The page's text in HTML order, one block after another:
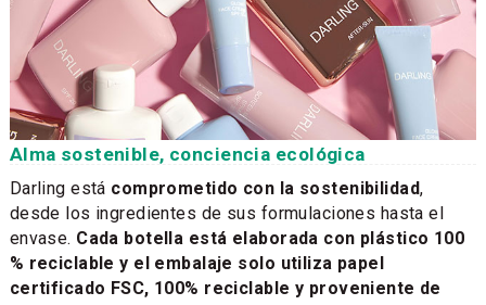
Alma sostenible, conciencia ecológica
Darling está comprometido con la sostenibilidad,
desde los ingredientes de sus formulaciones hasta el
envase. Cada botella está elaborada con plástico 100
% reciclable y el embalaje solo utiliza papel
certificado FSC, 100% reciclable y proveniente de